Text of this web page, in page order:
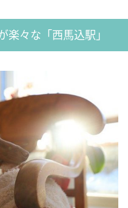
々な「西馬込駅」